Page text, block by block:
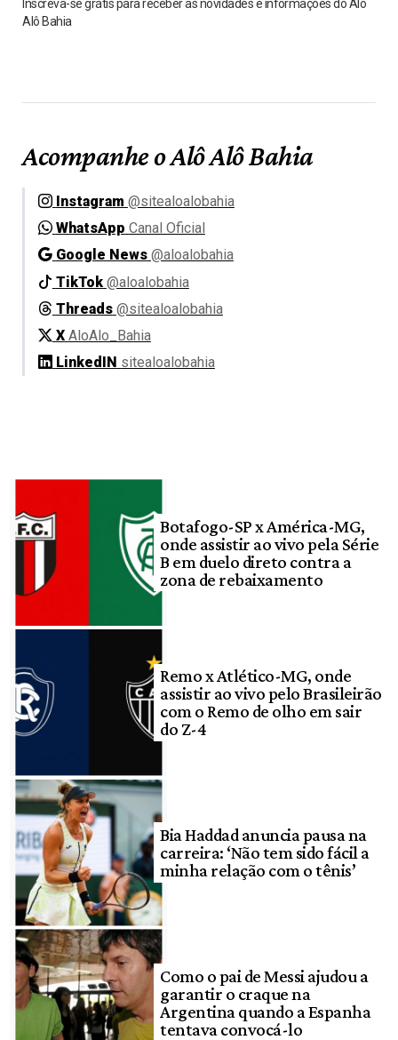
Inscreva-se grátis para receber as novidades e informações do Alô
Alô Bahia
Acompanhe o Alô Alô Bahia
Instagram @sitealoalobahia
WhatsApp Canal Oficial
Google News @aloalobahia
TikTok @aloalobahia
Threads @sitealoalobahia
X AloAlo_Bahia
LinkedIN sitealoalobahia
Botafogo-SP x América-MG,
onde assistir ao vivo pela Série
B em duelo direto contra a
zona de rebaixamento
Remo x Atlético-MG, onde
assistir ao vivo pelo Brasileirão
com o Remo de olho em sair
do Z-4
Bia Haddad anuncia pausa na
carreira: ‘Não tem sido fácil a
minha relação com o tênis’
Como o pai de Messi ajudou a
garantir o craque na
Argentina quando a Espanha
tentava convocá-lo